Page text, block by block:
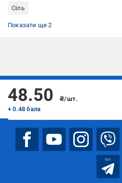
Сіль
Кухонна сіль Salute di Mare™
Сіль морська харчова
Показати ще 2
48.50
₴/шт.
+ 0.48 бала
Підписуйтесь, щоб дізнаватись
bot